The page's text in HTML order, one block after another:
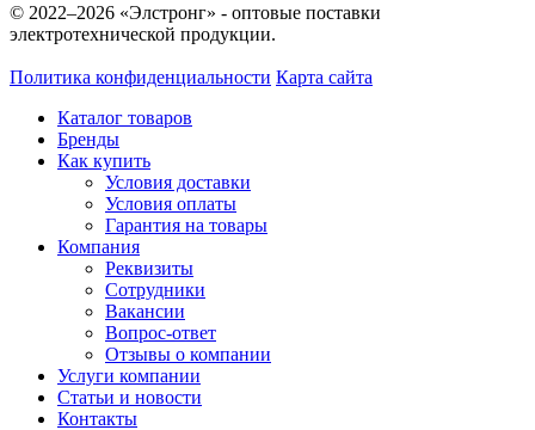
© 2022–2026 «Элстронг» - оптовые поставки
электротехнической продукции.
Политика конфиденциальности Карта сайта
Каталог товаров
Бренды
Как купить
Условия доставки
Условия оплаты
Гарантия на товары
Компания
Реквизиты
Сотрудники
Вакансии
Вопрос-ответ
Отзывы о компании
Услуги компании
Статьи и новости
Контакты